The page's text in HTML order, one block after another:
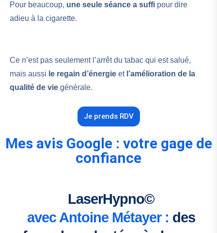
Pour beaucoup, une seule séance a suffi pour dire
adieu à la cigarette.
Ce n’est pas seulement l’arrêt du tabac qui est salué,
mais aussi le regain d’énergie et l’amélioration de la
qualité de vie générale.
Je prends RDV
Mes avis Google : votre gage de
confiance
LaserHypno©
avec Antoine Métayer : des